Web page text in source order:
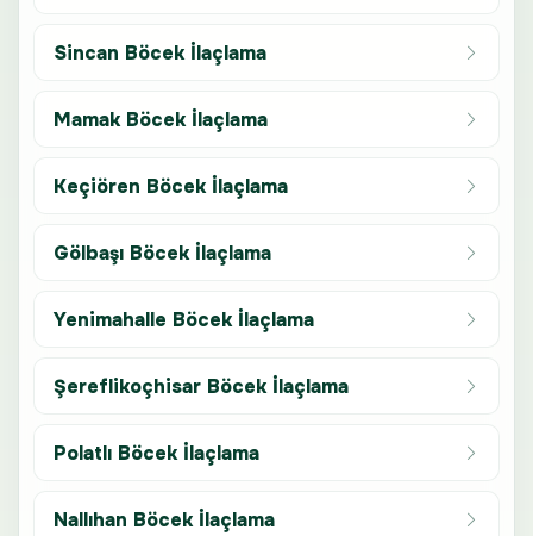
Sincan Böcek İlaçlama
Mamak Böcek İlaçlama
Keçiören Böcek İlaçlama
Gölbaşı Böcek İlaçlama
Yenimahalle Böcek İlaçlama
Şereflikoçhisar Böcek İlaçlama
Polatlı Böcek İlaçlama
Nallıhan Böcek İlaçlama